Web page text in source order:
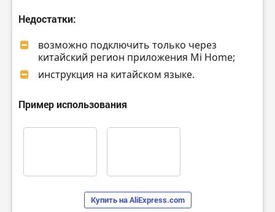
Недостатки:
возможно подключить только через
китайский регион приложения Mi Home;
инструкция на китайском языке.
Пример использования
Купить на AliExpress.com